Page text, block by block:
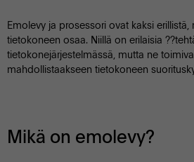
Emolevy ja prosessori ovat kaksi
tietokoneen osaa. Niillä on erilaisia
tietokonejärjestelmässä, mutta ne
mahdollistaakseen tietokoneen
Mikä on emolevy?